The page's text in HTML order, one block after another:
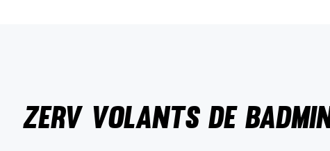
ZERV Volants de